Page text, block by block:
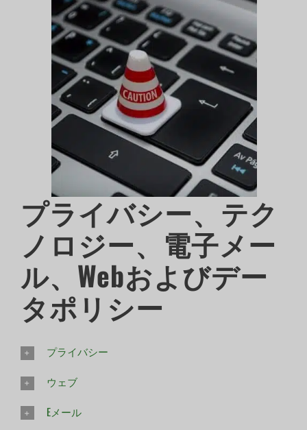
プライバシー、テク
ノロジー、電子メー
ル、Webおよびデー
タポリシー
プライバシー
ウェブ
Eメール